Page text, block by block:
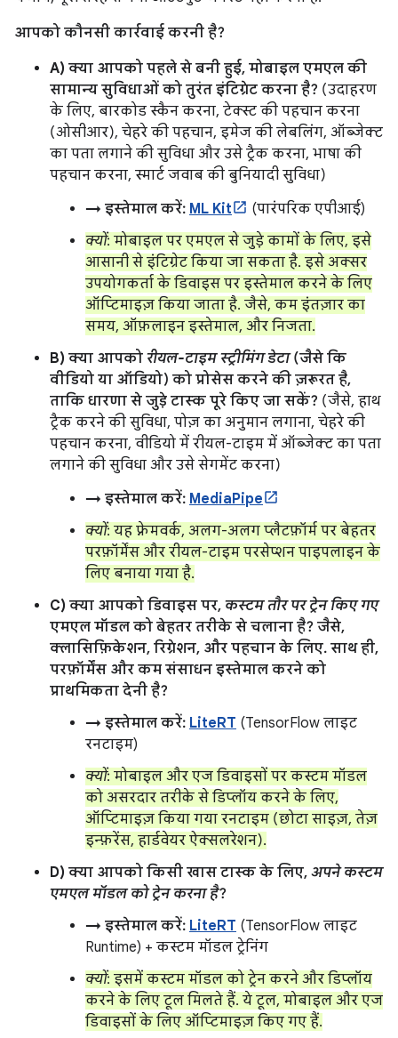
आपको कौनसी कार्रवाई करनी है?
A) क्या आपको पहले से बनी हुई, मोबाइल एमएल की
सामान्य सुविधाओं को तुरंत इंटिग्रेट करना है? (उदाहरण
के लिए, बारकोड स्कैन करना, टेक्स्ट की पहचान करना
(ओसीआर), चेहरे की पहचान, इमेज की लेबलिंग, ऑब्जेक्ट
का पता लगाने की सुविधा और उसे ट्रैक करना, भाषा की
पहचान करना, स्मार्ट जवाब की बुनियादी सुविधा)
→ इस्तेमाल करें: ML Kit
(पारंपरिक एपीआई)
क्यों: मोबाइल पर एमएल से जुड़े कामों के लिए, इसे
आसानी से इंटिग्रेट किया जा सकता है. इसे अक्सर
उपयोगकर्ता के डिवाइस पर इस्तेमाल करने के लिए
ऑप्टिमाइज़ किया जाता है. जैसे, कम इंतज़ार का
समय, ऑफ़लाइन इस्तेमाल, और निजता.
B) क्या आपको रीयल-टाइम स्ट्रीमिंग डेटा(जैसे कि
वीडियो या ऑडियो) को प्रोसेस करने की ज़रूरत है,
ताकि धारणा से जुड़े टास्क पूरे किए जा सकें? (जैसे, हाथ
ट्रैक करने की सुविधा, पोज़ का अनुमान लगाना, चेहरे की
पहचान करना, वीडियो में रीयल-टाइम में ऑब्जेक्ट का पता
लगाने की सुविधा और उसे सेगमेंट करना)
→ इस्तेमाल करें: MediaPipe
क्यों: यह फ़्रेमवर्क, अलग-अलग प्लैटफ़ॉर्म पर बेहतर
परफ़ॉर्मेंस और रीयल-टाइम परसेप्शन पाइपलाइन के
लिए बनाया गया है.
C) क्या आपको डिवाइस पर, कस्टम तौर पर ट्रेन किए गए
एमएल मॉडल को बेहतर तरीके से चलाना है? जैसे,
क्लासिफ़िकेशन, रिग्रेशन, और पहचान के लिए. साथ ही,
परफ़ॉर्मेंस और कम संसाधन इस्तेमाल करने को
प्राथमिकता देनी है?
→ इस्तेमाल करें: LiteRT (TensorFlow लाइट
रनटाइम)
क्यों: मोबाइल और एज डिवाइसों पर कस्टम मॉडल
को असरदार तरीके से डिप्लॉय करने के लिए,
ऑप्टिमाइज़ किया गया रनटाइम (छोटा साइज़, तेज़
इन्फ़रेंस, हार्डवेयर ऐक्सलरेशन).
D) क्या आपको किसी खास टास्क के लिए, अपने कस्टम
एमएल मॉडल को ट्रेन करना है?
→ इस्तेमाल करें: LiteRT (TensorFlow लाइट
Runtime) + कस्टम मॉडल ट्रेनिंग
क्यों: इसमें कस्टम मॉडल को ट्रेन करने और डिप्लॉय
करने के लिए टूल मिलते हैं. ये टूल, मोबाइल और एज
डिवाइसों के लिए ऑप्टिमाइज़ किए गए हैं.